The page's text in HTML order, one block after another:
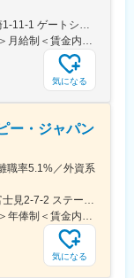
気になる
ー・ジャパン
職率5.1%／外資系
気になる